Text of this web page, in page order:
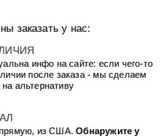
заказать у нас:
инфо на сайте: если чего-то
после заказа - мы сделаем
на альтернативу
из США.Обнаружите у